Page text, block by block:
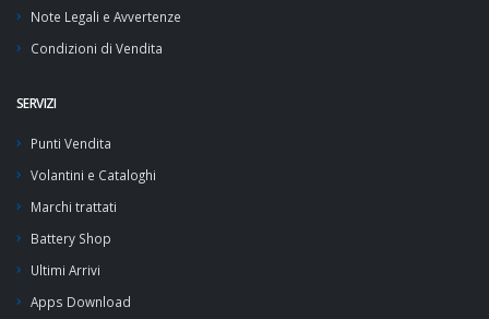
Note Legali e Avvertenze
Condizioni di Vendita
SERVIZI
Punti Vendita
Volantini e Cataloghi
Marchi trattati
Battery Shop
Ultimi Arrivi
Apps Download